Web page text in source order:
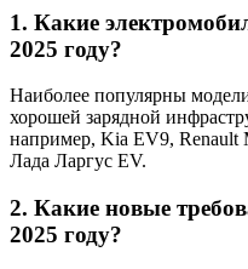
1. Какие
2025 году?
Наиболее популярны
хорошей зарядной
например, Kia EV9, Renault
Лада Ларгус EV.
2. Какие новые
2025 году?